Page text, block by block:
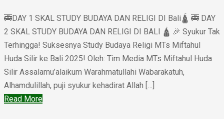
🚎DAY 1 SKAL STUDY BUDAYA DAN RELIGI DI Bali🛕 🚎 DAY
2 SKAL STUDY BUDAYA DAN RELIGI DI BALI 🛕 🎉 Syukur Tak
Terhingga! Suksesnya Study Budaya Religi MTs Miftahul
Huda Silir ke Bali 2025! Oleh: Tim Media MTs Miftahul Huda
Silir Assalamu’alaikum Warahmatullahi Wabarakatuh,
Alhamdulillah, puji syukur kehadirat Allah […]
Read More